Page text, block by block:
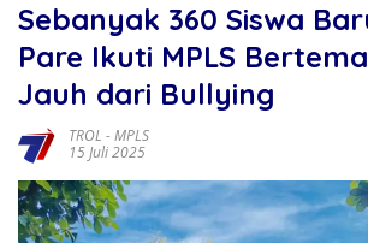
Sebanyak 360 Siswa
Pare Ikuti MPLS
Jauh dari Bullying
TROL -MPLS
15 Juli 2025